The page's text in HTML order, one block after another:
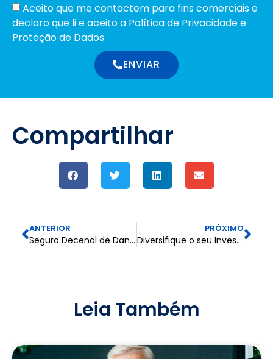
Aceito que me contactem para fins comerciais e
declaro que li e aceito a Política de Privacidade e
Proteção de Dados
ENVIAR
Compartilhar
ANTERIOR
Seguro Decenal de Danos
PRÓXIMO
Diversifique o seu Investimento com os diferentes fundos que temos para si!
Leia Também